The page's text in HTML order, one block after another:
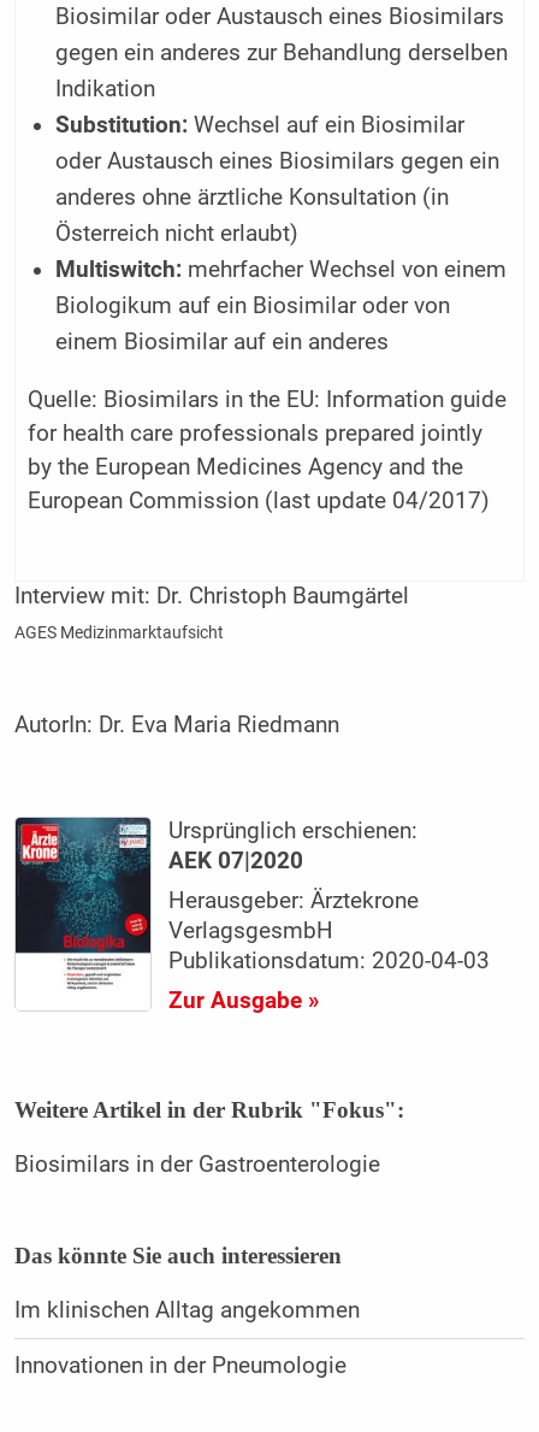
Biosimilar oder Austausch eines Biosimilars
gegen ein anderes zur Behandlung derselben
Indikation
Substitution:Wechsel auf ein Biosimilar
oder Austausch eines Biosimilars gegen ein
anderes ohne ärztliche Konsultation (in
Österreich nicht erlaubt)
Multiswitch: mehrfacher Wechsel von einem
Biologikum auf ein Biosimilar oder von
einem Biosimilar auf ein anderes
Quelle: Biosimilars in the EU: Information guide
for health care professionals prepared jointly
by the European Medicines Agency and the
European Commission (last update 04/2017)
Interview mit: Dr. Christoph Baumgärtel
AGES Medizinmarktaufsicht
AutorIn: Dr. Eva Maria Riedmann
Ursprünglich erschienen:
AEK 07|2020
Herausgeber: Ärztekrone
VerlagsgesmbH
Publikationsdatum: 2020-04-03
Zur Ausgabe »
Weitere Artikel in der Rubrik "Fokus":
Biosimilars in der Gastroenterologie
Das könnte Sie auch interessieren
Im klinischen Alltag angekommen
Innovationen in der Pneumologie